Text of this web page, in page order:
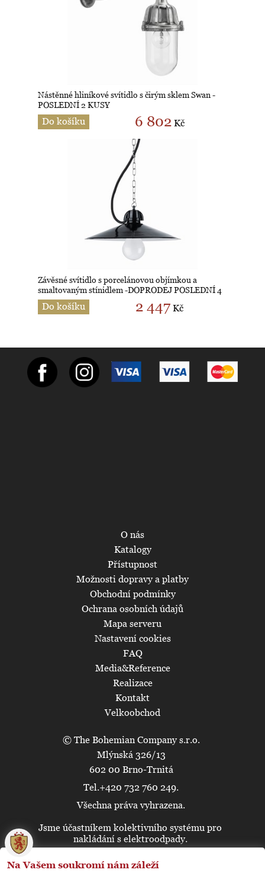
Nástěnné hliníkové svítidlo s čirým sklem Swan -
POSLEDNÍ 2 KUSY
Do košíku 6 802 Kč
Závěsné svítidlo s porcelánovou objímkou a
smaltovaným stínidlem -DOPRODEJ POSLEDNÍ 4
KUSY
Do košíku 2 447 Kč
© The Bohemian Company s.r.o.
Mlýnská 326/13
602 00 Brno-Trnitá
Tel.+420 732 760 249.
Všechna práva vyhrazena.
O nás
Katalogy
Přístupnost
Možnosti dopravy a platby
Obchodní podmínky
Ochrana osobních údajů
Mapa serveru
Nastavení cookies
FAQ
Media&Reference
Realizace
Kontakt
Velkoobchod
Jsme účastníkem kolektivního systému pro
nakládání s elektroodpady.
🍪
Na Vašem soukromí nám záleží